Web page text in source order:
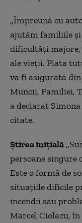
„Împreună cu
ajutăm familiile și
dificultăți majore,
ale vieții. Plata
va fi asigurată
Muncii, Familiei,
a declarat
citate.
Știrea inițială
persoane singure
Este o formă de
situațiile dificile
incendii sau
Marcel Ciolacu,